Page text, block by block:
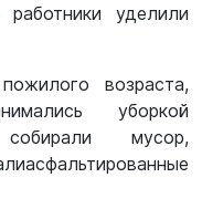
уделили
возраста,
уборкой
мусор,
асфальтированные